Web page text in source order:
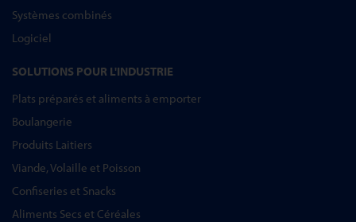
Systèmes combinés
Logiciel
SOLUTIONS POUR L'INDUSTRIE
Plats préparés et aliments à emporter
Boulangerie
Produits Laitiers
Viande, Volaille et Poisson
Confiseries et Snacks
Aliments Secs et Céréales